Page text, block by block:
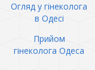
Огляд у гінеколога
в Одесі
Прийом
гінеколога Одеса